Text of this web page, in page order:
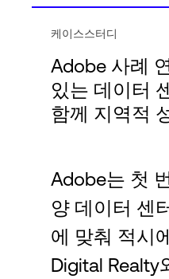
전문성 및 리소스
소개
로그인
케이스스터디
Adobe 사례
있는 데이터
함께 지역적
Adobe는 첫
양 데이터 센
에 맞춰 적시
Digital Realty